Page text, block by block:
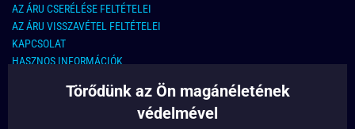
AZ ÁRU CSERÉLÉSE FELTÉTELEI
AZ ÁRU VISSZAVÉTEL FELTÉTELEI
KAPCSOLAT
HASZNOS INFORMÁCIÓK
KAPCSOLATTörődünk az Ön magánéletének
védelmével